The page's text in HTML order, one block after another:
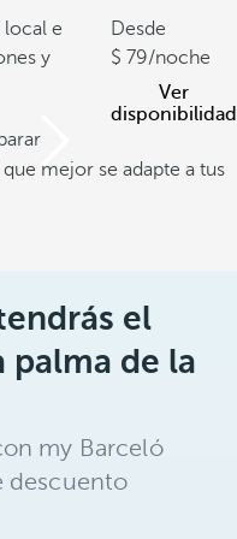
local e
y
Desde
79/noche
Ver
disponibilidad
mejor se adapte a tus
el
palma de la
my Barceló
descuento